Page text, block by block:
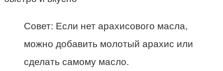
Совет: Если нет арахисового масла,
можно добавить молотый арахис или
сделать самому масло.